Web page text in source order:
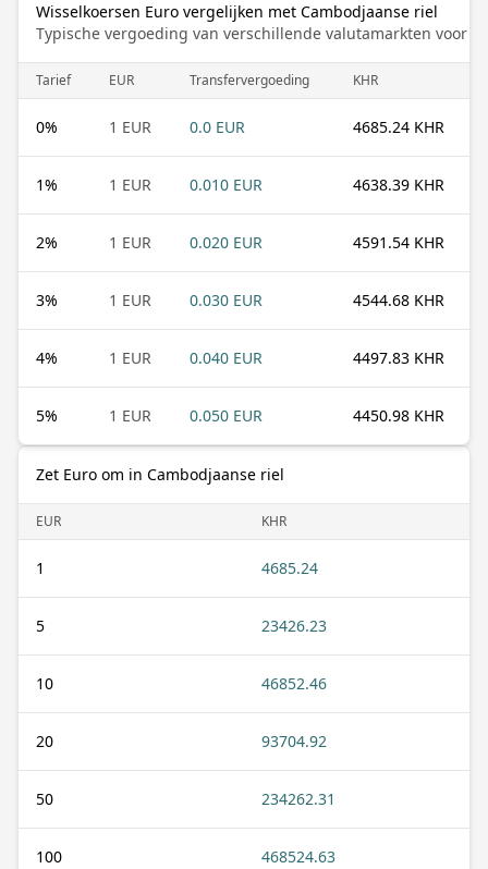
Wisselkoersen Euro vergelijken met Cambodjaanse riel
Typische vergoeding van verschillende valutamarkten voor
Tarief EUR Transfervergoeding KHR
0% 1 EUR 0.0 EUR 4685.24 KHR
1% 1 EUR 0.010 EUR 4638.39 KHR
2% 1 EUR 0.020 EUR 4591.54 KHR
3% 1 EUR 0.030 EUR 4544.68 KHR
4% 1 EUR 0.040 EUR 4497.83 KHR
5% 1 EUR 0.050 EUR 4450.98 KHR
Zet Euro om in Cambodjaanse riel
EUR KHR
1 4685.24
5 23426.23
10 46852.46
20 93704.92
50 234262.31
100 468524.63